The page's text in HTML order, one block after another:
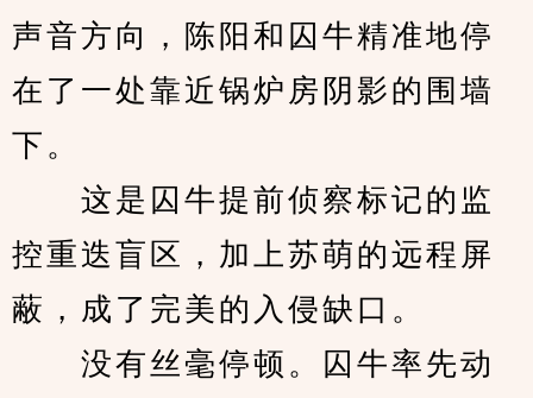
声音方向，陈阳和囚牛精准地停
在了一处靠近锅炉房阴影的围墙
下。
这是囚牛提前侦察标记的监
控重迭盲区，加上苏萌的远程屏
蔽，成了完美的入侵缺口。
没有丝毫停顿。囚牛率先动